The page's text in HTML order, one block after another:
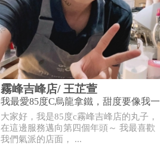
霧峰吉峰店/ 王芷萱
我最愛85度C烏龍拿鐵，甜度要像我一
樣甜。
大家好，我是85度c霧峰吉峰店的丸子，
在這邊服務邁向第四個年頭～ 我最喜歡
我們氣派的店面， ...